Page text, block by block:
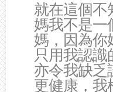
就在這個
媽我不是一
媽，因為你
只用我認
亦令我缺乏
更健康，我